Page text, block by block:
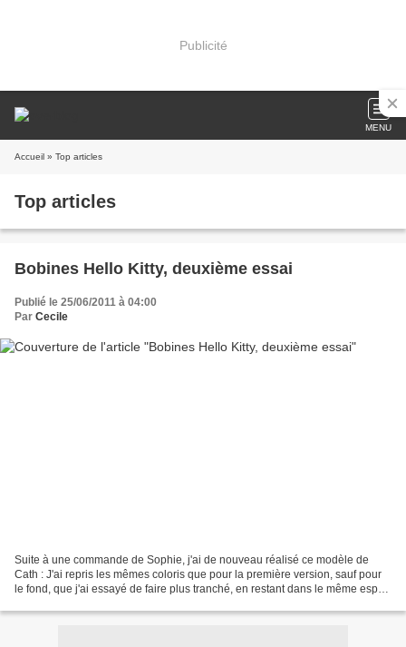
Publicité
MENU
Accueil » Top articles
Top articles
Bobines Hello Kitty, deuxième essai
Publié le 25/06/2011 à 04:00
Par Cecile
Suite à une commande de Sophie, j'ai de nouveau réalisé ce modèle de
Cath : J'ai repris les mêmes coloris que pour la première version, sauf pour
le fond, que j'ai essayé de faire plus tranché, en restant dans le même esprit